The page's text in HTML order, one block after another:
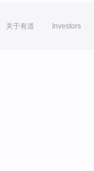
关于有道 Investors